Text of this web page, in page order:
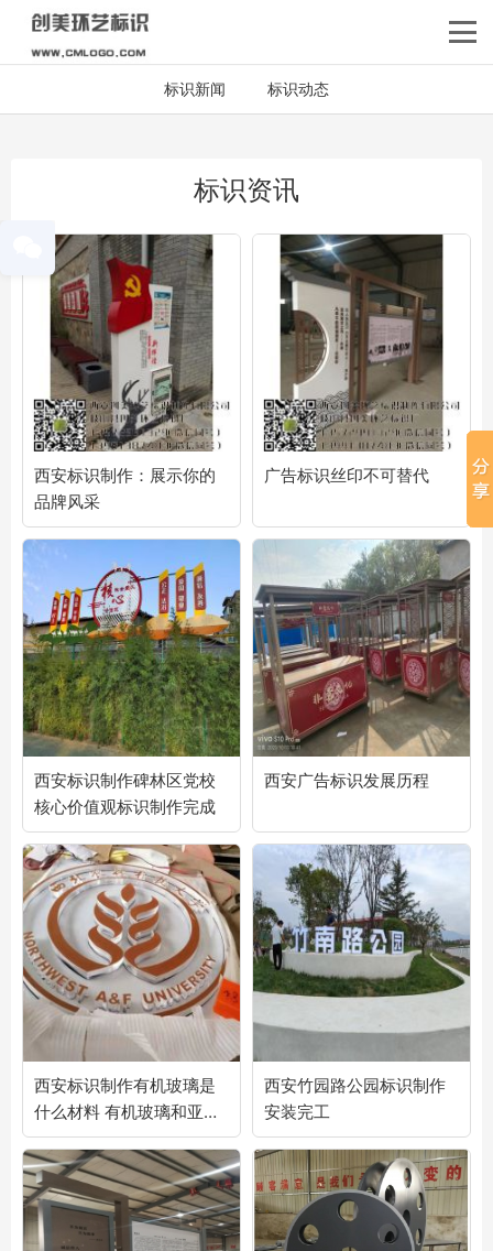
标识新闻 标识动态
标识资讯
西安标识制作：展示你的
品牌风采
广告标识丝印不可替代
西安标识制作碑林区党校
核心价值观标识制作完成
西安广告标识发展历程
西安标识制作有机玻璃是
什么材料 有机玻璃和亚克
力的区别
西安竹园路公园标识制作
安装完工